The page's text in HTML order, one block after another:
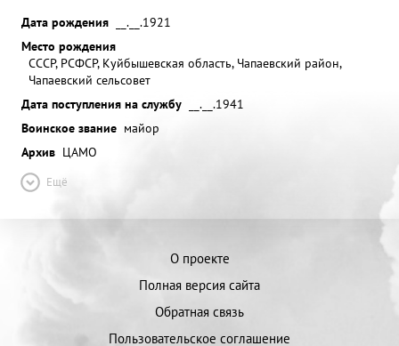
Дата рождения
__.__.1921
Место рождения
СССР, РСФСР, Куйбышевская область, Чапаевский район,
Чапаевский сельсовет
Дата поступления на службу
__.__.1941
Воинское звание майор
Архив ЦАМО
Ещё
О проекте
Полная версия сайта
Обратная связь
Пользовательское соглашение